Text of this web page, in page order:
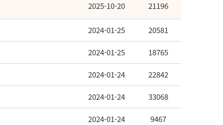
2025-10-20 21196
2024-01-25 20581
2024-01-25 18765
2024-01-24 22842
2024-01-24 33068
2024-01-24 9467